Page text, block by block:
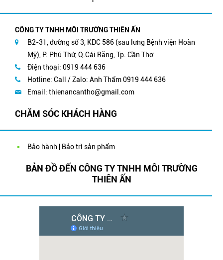
CÔNG TY TNHH MÔI TRƯỜNG THIÊN ẤN
B2-31, đường số 3, KDC 586 (sau lưng Bệnh viện Hoàn
Mỹ), P. Phú Thứ, Q.Cái Răng, Tp. Cần Thơ
Điện thoại: 0919 444 636
Hotline: Call / Zalo: Anh Thẩm 0919 444 636
Email: thienancantho@gmail.com
CHĂM SÓC KHÁCH HÀNG
Bảo hành | Bảo trì sản phẩm
BẢN ĐỒ ĐẾN CÔNG TY TNHH MÔI TRƯỜNG
THIÊN ẤN